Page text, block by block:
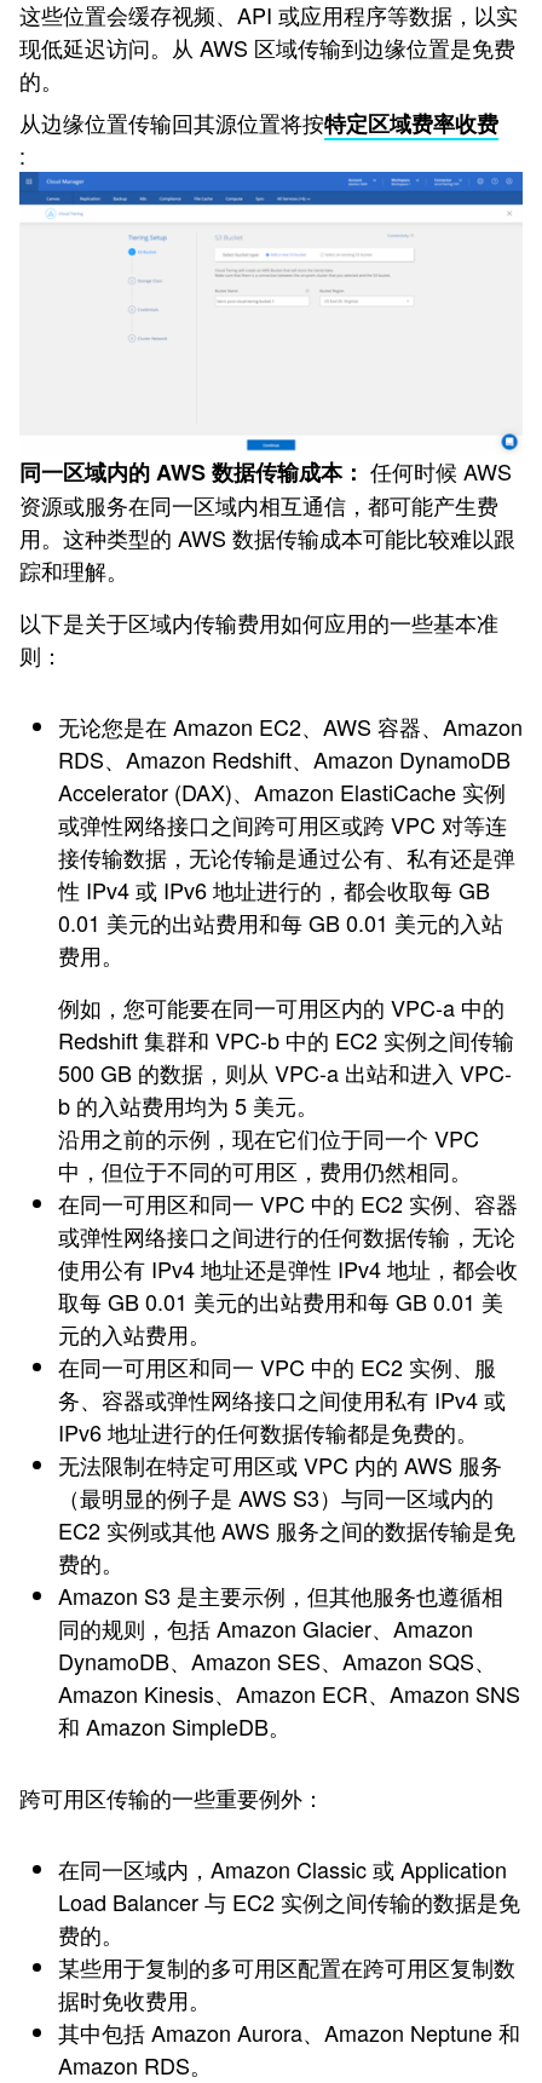
这些位置会缓存视频、API 或应用程序等数据，以实
现低延迟访问。从 AWS 区域传输到边缘位置是免费
的。
从边缘位置传输回其源位置将按特定区域费率收费
:
同一区域内的 AWS 数据传输成本： 任何时候 AWS
资源或服务在同一区域内相互通信，都可能产生费
用。这种类型的 AWS 数据传输成本可能比较难以跟
踪和理解。
以下是关于区域内传输费用如何应用的一些基本准
则：
无论您是在 Amazon EC2、AWS 容器、Amazon
RDS、Amazon Redshift、Amazon DynamoDB
Accelerator (DAX)、Amazon ElastiCache 实例
或弹性网络接口之间跨可用区或跨 VPC 对等连
接传输数据，无论传输是通过公有、私有还是弹
性 IPv4 或 IPv6 地址进行的，都会收取每 GB
0.01 美元的出站费用和每 GB 0.01 美元的入站
费用。
例如，您可能要在同一可用区内的 VPC-a 中的
Redshift 集群和 VPC-b 中的 EC2 实例之间传输
500 GB 的数据，则从 VPC-a 出站和进入 VPC-
b 的入站费用均为 5 美元。
沿用之前的示例，现在它们位于同一个 VPC
中，但位于不同的可用区，费用仍然相同。
在同一可用区和同一 VPC 中的 EC2 实例、容器
或弹性网络接口之间进行的任何数据传输，无论
使用公有 IPv4 地址还是弹性 IPv4 地址，都会收
取每 GB 0.01 美元的出站费用和每 GB 0.01 美
元的入站费用。
在同一可用区和同一 VPC 中的 EC2 实例、服
务、容器或弹性网络接口之间使用私有 IPv4 或
IPv6 地址进行的任何数据传输都是免费的。
无法限制在特定可用区或 VPC 内的 AWS 服务
（最明显的例子是 AWS S3）与同一区域内的
EC2 实例或其他 AWS 服务之间的数据传输是免
费的。
Amazon S3 是主要示例，但其他服务也遵循相
同的规则，包括 Amazon Glacier、Amazon
DynamoDB、Amazon SES、Amazon SQS、
Amazon Kinesis、Amazon ECR、Amazon SNS
和 Amazon SimpleDB。
跨可用区传输的一些重要例外：
在同一区域内，Amazon Classic 或 Application
Load Balancer 与 EC2 实例之间传输的数据是免
费的。
某些用于复制的多可用区配置在跨可用区复制数
据时免收费用。
其中包括 Amazon Aurora、Amazon Neptune 和
Amazon RDS。